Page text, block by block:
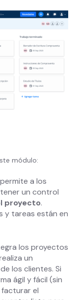
módulo:
a los
un control
proyecto.
y tareas están en
los proyectos
un
los clientes. Si
ágil y fácil (sin
el